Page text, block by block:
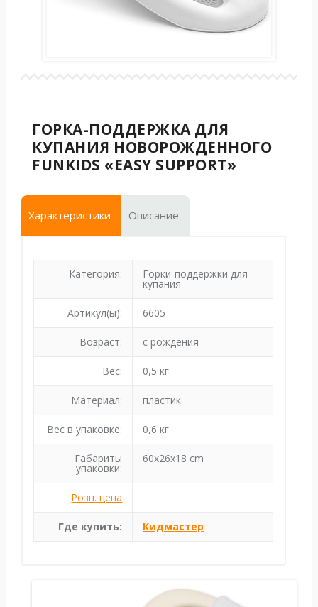
ГОРКА-ПОДДЕРЖКА ДЛЯ
КУПАНИЯ НОВОРОЖДЕННОГО
FUNKIDS «EASY SUPPORT»
Характеристики Описание
Категория: Горки-поддержки для
купания
Артикул(ы): 6605
Возраст: с рождения
Вес: 0,5 кг
Материал: пластик
Вес в упаковке: 0,6 кг
Габариты
упаковки:
60x26x18 cm
Розн. цена
Где купить: Кидмастер